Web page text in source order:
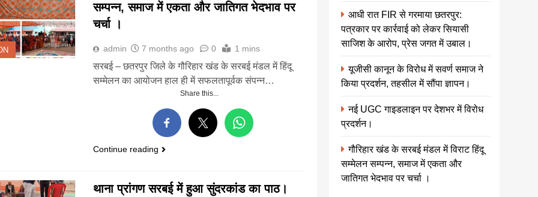
सम्पन्न, समाज में एकता और जातिगत भेदभाव पर
चर्चा ।
admin 7 months ago 0 1 mins
सरबई – छतरपुर जिले के गौरिहार खंड के सरबई मंडल में हिंदू
सम्मेलन का आयोजन हाल ही में सफलतापूर्वक संपन्न…
Share this...
Continue reading
थाना प्रांगण सरबई में हुआ सुंदरकांड का पाठ।
आधी रात FIR से गरमाया छतरपुर:
पत्रकार पर कार्रवाई को लेकर सियासी
साजिश के आरोप, प्रेस जगत में उबाल।
यूजीसी कानून के विरोध में सवर्ण समाज ने
किया प्रदर्शन, तहसील में सौंपा ज्ञापन।
नई UGC गाइडलाइन पर देशभर में विरोध
प्रदर्शन।
गौरिहार खंड के सरबई मंडल में विराट हिंदू
सम्मेलन सम्पन्न, समाज में एकता और
जातिगत भेदभाव पर चर्चा ।